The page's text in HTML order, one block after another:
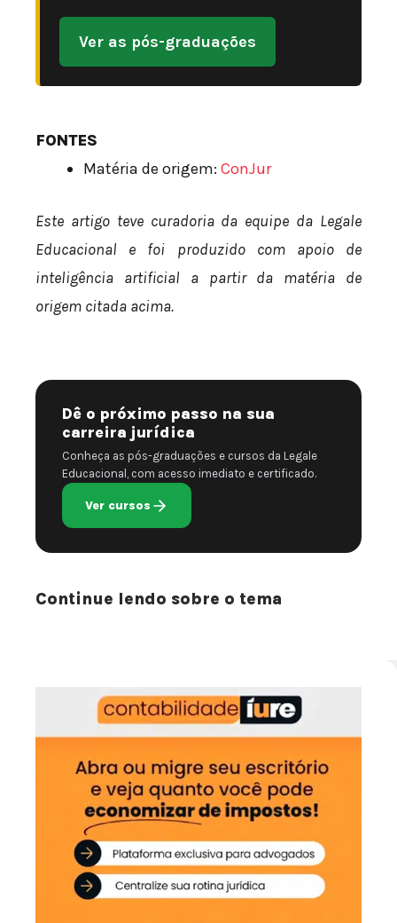
Ver as pós-graduações
FONTES
Matéria de origem: ConJur
Este artigo teve curadoria da equipe da Legale
Educacional e foi produzido com apoio de
inteligência artificial a partir da matéria de
origem citada acima.
Dê o próximo passo na sua
carreira jurídica
Conheça as pós-graduações e cursos da Legale
Educacional, com acesso imediato e certificado.
Ver cursos
Continue lendo sobre o tema